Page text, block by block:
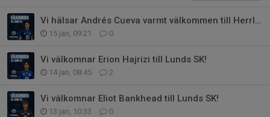
Vi hälsar Andrés Cueva varmt välkommen till Herrlaget!
15 jan, 09:21 0
Vi välkomnar Erion Hajrizi till Lunds SK!
14 jan, 08:45 2
Vi välkomnar Eliot Bankhead till Lunds SK!
13 jan, 10:33 0